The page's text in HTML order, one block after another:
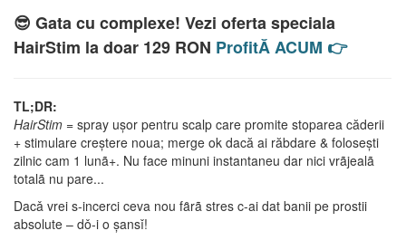
😎 Gata cu complexe! Vezi oferta speciala
HairStim la doar 129 RON ProfitĂ ACUM 👉
TL;DR:
HairStim = spray ușor pentru scalp care promite stoparea căderii
+ stimulare creștere noua; merge ok dacă ai răbdare & folosești
zilnic cam 1 lunã+. Nu face minuni instantaneu dar nici vrãjealã
totalã nu pare...
Dacǎ vrei s-incerci ceva nou fȃrã stres c-ai dat banii pe prostii
absolute – dǒ-i o șansǐ!